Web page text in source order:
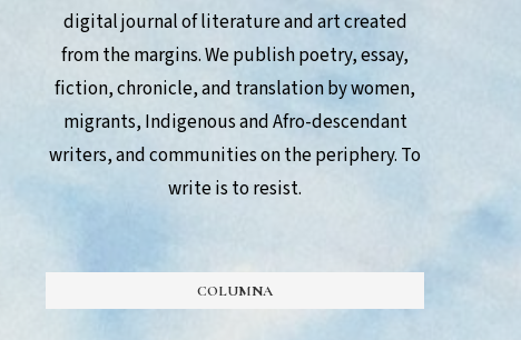
digital journal of literature and art created
from the margins. We publish poetry, essay,
fiction, chronicle, and translation by women,
migrants, Indigenous and Afro-descendant
writers, and communities on the periphery. To
write is to resist.
COLUMNA